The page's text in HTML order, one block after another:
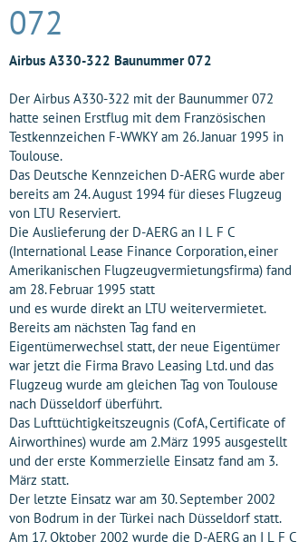
072
Airbus A330-322 Baunummer 072
Der Airbus A330-322 mit der Baunummer 072
hatte seinen Erstflug mit dem Französischen
Testkennzeichen F-WWKY am 26. Januar 1995 in
Toulouse.
Das Deutsche Kennzeichen D-AERG wurde aber
bereits am 24. August 1994 für dieses Flugzeug
von LTU Reserviert.
Die Auslieferung der D-AERG an I L F C
(International Lease Finance Corporation, einer
Amerikanischen Flugzeugvermietungsfirma) fand
am 28. Februar 1995 statt
und es wurde direkt an LTU weitervermietet.
Bereits am nächsten Tag fand en
Eigentümerwechsel statt, der neue Eigentümer
war jetzt die Firma Bravo Leasing Ltd. und das
Flugzeug wurde am gleichen Tag von Toulouse
nach Düsseldorf überführt.
Das Lufttüchtigkeitszeugnis (CofA, Certificate of
Airworthines) wurde am 2.März 1995 ausgestellt
und der erste Kommerzielle Einsatz fand am 3.
März statt.
Der letzte Einsatz war am 30. September 2002
von Bodrum in der Türkei nach Düsseldorf statt.
Am 17. Oktober 2002 wurde die D-AERG an I L F C